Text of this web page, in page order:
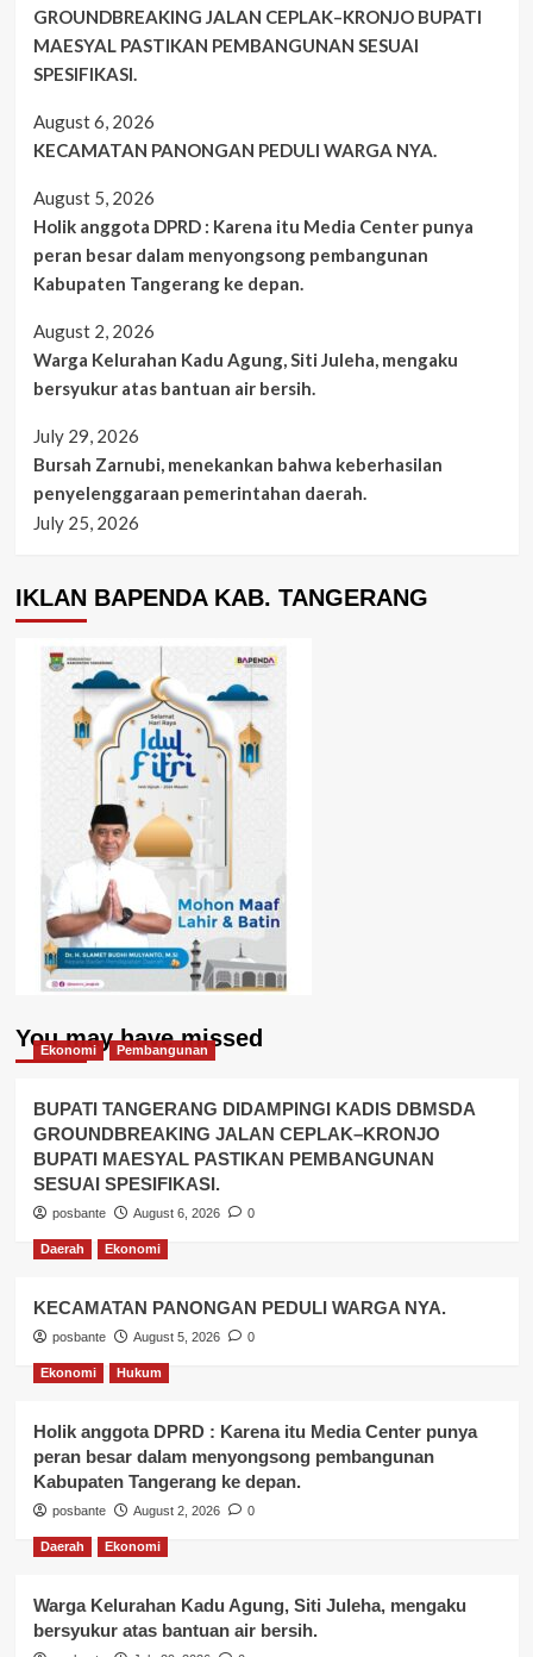
GROUNDBREAKING JALAN CEPLAK–KRONJO BUPATI
MAESYAL PASTIKAN PEMBANGUNAN SESUAI
SPESIFIKASI.
August 6, 2026
KECAMATAN PANONGAN PEDULI WARGA NYA.
August 5, 2026
Holik anggota DPRD : Karena itu Media Center punya
peran besar dalam menyongsong pembangunan
Kabupaten Tangerang ke depan.
August 2, 2026
Warga Kelurahan Kadu Agung, Siti Juleha, mengaku
bersyukur atas bantuan air bersih.
July 29, 2026
Bursah Zarnubi, menekankan bahwa keberhasilan
penyelenggaraan pemerintahan daerah.
July 25, 2026
IKLAN BAPENDA KAB. TANGERANG
You may have missed
Ekonomi Pembangunan
BUPATI TANGERANG DIDAMPINGI KADIS DBMSDA
GROUNDBREAKING JALAN CEPLAK–KRONJO
BUPATI MAESYAL PASTIKAN PEMBANGUNAN
SESUAI SPESIFIKASI.
posbante August 6, 2026 0
Daerah Ekonomi
KECAMATAN PANONGAN PEDULI WARGA NYA.
posbante August 5, 2026 0
Ekonomi Hukum
Holik anggota DPRD : Karena itu Media Center punya
peran besar dalam menyongsong pembangunan
Kabupaten Tangerang ke depan.
posbante August 2, 2026 0
Daerah Ekonomi
Warga Kelurahan Kadu Agung, Siti Juleha, mengaku
bersyukur atas bantuan air bersih.